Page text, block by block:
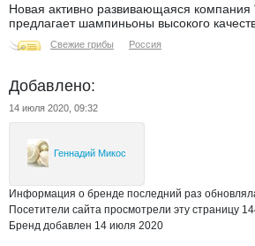
Новая активно развивающаяся
предлагает шампиньоны высокого
Свежие грибы Россия
Добавлено:
14 июля 2020, 09:32
Геннадий Микос
Информация о бренде последний раз
Посетители сайта просмотрели эту страницу
Бренд добавлен 14 июля 2020